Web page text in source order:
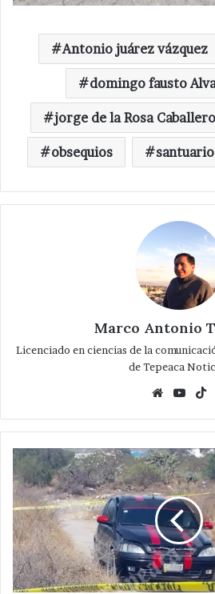
Antonio juárez vázquez
domingo fausto
jorge de la Rosa Caballero
obsequios
Marco Antonio
Licenciado en ciencias de la
de Tepeaca
Website
Hallan
ejecutado
al
interior
de
un
vehículo
en
Tecamachalco.